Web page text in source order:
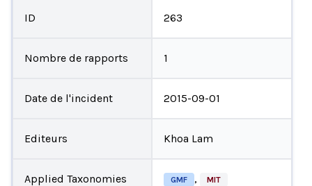
ID 263
Nombre de rapports 1
Date de l'incident 2015-09-01
Editeurs Khoa Lam
Applied Taxonomies GMF , MIT